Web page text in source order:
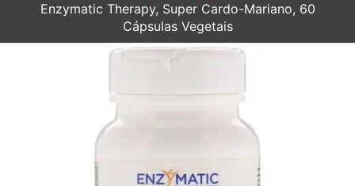
Enzymatic Therapy, Super Cardo-Mariano, 60
Cápsulas Vegetais